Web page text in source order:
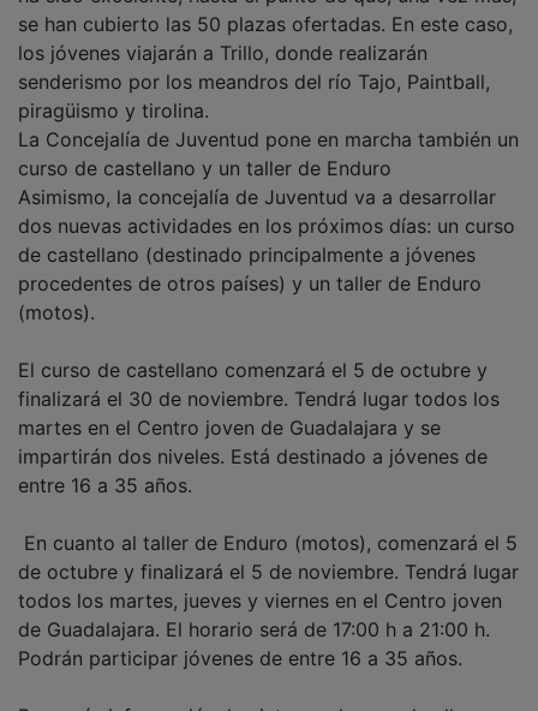
se han cubierto las 50 plazas ofertadas. En este caso,
los jóvenes viajarán a Trillo, donde realizarán
senderismo por los meandros del río Tajo, Paintball,
piragüismo y tirolina.
La Concejalía de Juventud pone en marcha también un
curso de castellano y un taller de Enduro
Asimismo, la concejalía de Juventud va a desarrollar
dos nuevas actividades en los próximos días: un curso
de castellano (destinado principalmente a jóvenes
procedentes de otros países) y un taller de Enduro
(motos).
finalizará el 30 de noviembre. Tendrá lugar todos los
martes en el Centro joven de Guadalajara y se
impartirán dos niveles. Está destinado a jóvenes de
entre 16 a 35 años.
de octubre y finalizará el 5 de noviembre. Tendrá lugar
todos los martes, jueves y viernes en el Centro joven
de Guadalajara. El horario será de 17:00 h a 21:00 h.
Podrán participar jóvenes de entre 16 a 35 años.